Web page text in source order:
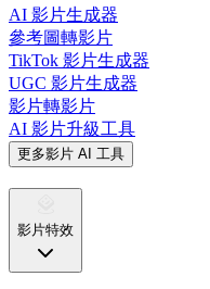
AI 影片生成器
參考圖轉影片
TikTok 影片生成器
UGC 影片生成器
影片轉影片
AI 影片升級工具
更多影片 AI 工具
影片特效